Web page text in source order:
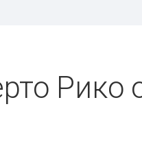
Рико